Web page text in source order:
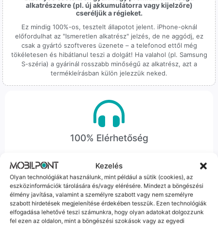
Kezelés
Olyan technológiákat használunk, mint például a sütik (cookies), az
eszközinformációk tárolására és/vagy elérésére. Mindezt a böngészési
élmény javítása, valamint a személyre szabott vagy nem személyre
szabott hirdetések megjelenítése érdekében tesszük. Ezen technológiák
elfogadása lehetővé teszi számunkra, hogy olyan adatokat dolgozzunk
fel ezen az oldalon, mint a böngészési szokások vagy az egyedi
alkatrészekre (pl. új akkumulátorra vagy kijelzőre)
cseréljük a régieket.
Ez mindig 100%-os, tesztelt állapotot jelent. iPhone-oknál
előfordulhat az "Ismeretlen alkatrész" jelzés, de ne aggódj, ez
csak a gyártó szoftveres üzenete – a telefonod ettől még
tökéletesen és hibátlanul teszi a dolgát! Ha valahol (pl. Samsung
S-széria) a gyárinál rosszabb minőségű az alkatrész, azt a
termékleírásban külön jelezzük neked.
100% Elérhetőség
Nem egy arctalan webshop vagyunk: ha kérdésed van, élő
ember veszi fel a telefont, és személyesen is megtalálsz
minket Szegeden.